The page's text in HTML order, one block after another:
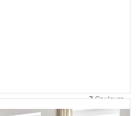
7Couleurs